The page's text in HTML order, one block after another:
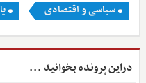
سیاسی و اقتصادی
دراین پرونده بخوانید ...